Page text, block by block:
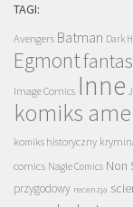
TAGI:
Avengers Batman Dark
Egmont
Image Comics Inne
komiks
komiks historyczny
comics Nagle Comics Non
przygodowy recenzja